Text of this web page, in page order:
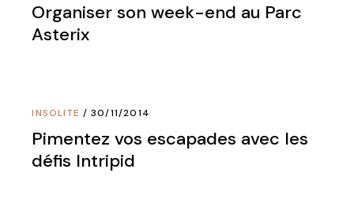
Organiser son week-end au Parc
Asterix
INSOLITE 30/11/2014
Pimentez vos escapades avec les
défis Intripid